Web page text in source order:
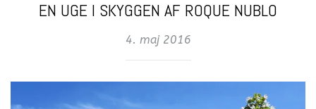
EN UGE I SKYGGEN AF ROQUE NUBLO
4. maj 2016